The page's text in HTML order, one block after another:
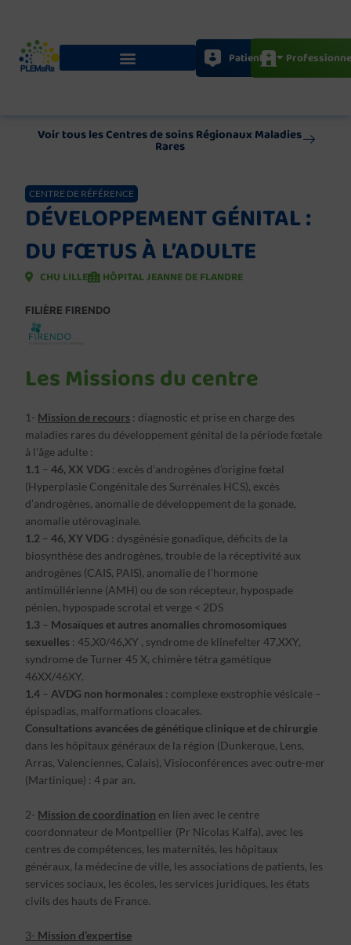
contenu
Patients
Voir tous les Centres de soins Régionaux Maladies
Rares
CENTRE DE RÉFÉRENCE
DÉVELOPPEMENT GÉNITAL :
DU FŒTUS À L’ADULTE
CHU LILLE HÔPITAL JEANNE DE FLANDRE
FILIÈRE FIRENDO
Les Missions du centre
1- Mission de recours : diagnostic et prise en charge des
maladies rares du développement génital de la période fœtale
à l’âge adulte :
1.1 –46, XX VDG : excès d’androgènes d’origine fœtal
(Hyperplasie Congénitale des Surrénales HCS), excès
d’androgènes, anomalie de développement de la gonade,
anomalie utérovaginale.
1.2 –46, XY VDG : dysgénésie gonadique, déficits de la
biosynthèse des androgènes, trouble de la réceptivité aux
androgènes (CAIS, PAIS), anomalie de l’hormone
antimüllérienne (AMH) ou de son récepteur, hypospade
pénien, hypospade scrotal et verge < 2DS
1.3 – Mosaïques et autres anomalies chromosomiques
sexuelles : 45,X0/46,XY , syndrome de klinefelter 47,XXY,
syndrome de Turner 45 X, chimère tétra gamétique
46XX/46XY.
1.4 – AVDG non hormonales : complexe exstrophie vésicale –
épispadias, malformations cloacales.
Consultations avancées de génétique clinique et de chirurgie
dans les hôpitaux généraux de la région (Dunkerque, Lens,
Arras, Valenciennes, Calais), Visioconférences avec outre-mer
(Martinique) : 4 par an.
2- Mission de coordination en lien avec le centre
coordonnateur de Montpellier (Pr Nicolas Kalfa), avec les
centres de compétences, les maternités, les hôpitaux
généraux, la médecine de ville, les associations de patients, les
services sociaux, les écoles, les services juridiques, les états
civils des hauts de France.
3- Mission d’expertise